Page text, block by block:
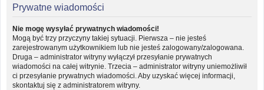
Prywatne wiadomości
Nie mogę wysyłać prywatnych wiadomości!
Mogą być trzy przyczyny takiej sytuacji. Pierwsza – nie jesteś
zarejestrowanym użytkownikiem lub nie jesteś zalogowany/zalogowana.
Druga – administrator witryny wyłączył przesyłanie prywatnych
wiadomości na całej witrynie. Trzecia – administrator witryny uniemożliwił
ci przesyłanie prywatnych wiadomości. Aby uzyskać więcej informacji,
skontaktuj się z administratorem witryny.